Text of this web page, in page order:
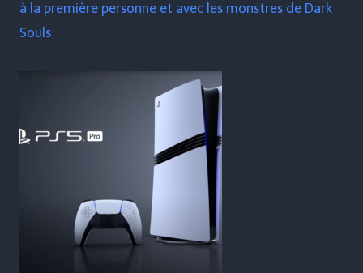
à la première personne et avec les monstres de Dark
Souls